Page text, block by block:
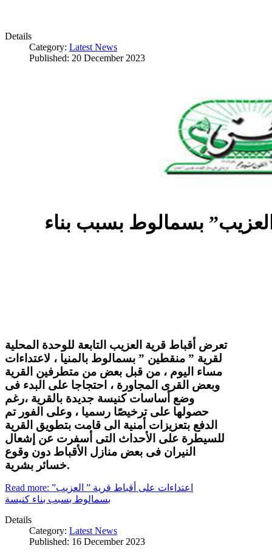
Details
Category: Latest News
Published: 20 December 2023
بسمالوط بسبب بناء
تعرض أقباط قرية العزيب التابعة للوحدة المحلية
لقرية ” منقطين ” بسمالوط بالمنيا ، لاعتداءات
مساء اليوم ، من قبل بعض من متطرفين القرية
وبعض القرى المجاورة ، احتجاجا على البدء فى
وضع أساسات كنيسة جديدة بالقرية ،رغم
حصولها على ترخيصًا رسميا ، وعلى الفور تم
الدفع بتعزيزات أمنية الى قامت بتطويق القرية
للسيطرة على الأحداث التى أسفرت عن إشعال
النيران فى بعض منازل الأقباط دون وقوع
خسائر بشرية.
Read more: اعتداءات على أقباط قرية ” العزيب”
بسمالوط بسبب بناء كنيسة
Details
Category: Latest News
Published: 16 December 2023